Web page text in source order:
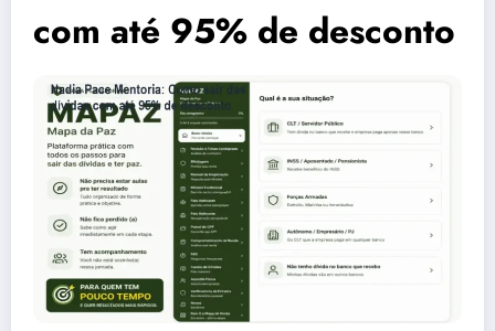
com até 95% de desconto